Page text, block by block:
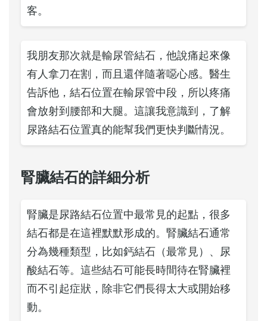
客。
我朋友那次就是輸尿管結石，他說痛起來像
有人拿刀在割，而且還伴隨著噁心感。醫生
告訴他，結石位置在輸尿管中段，所以疼痛
會放射到腰部和大腿。這讓我意識到，了解
尿路結石位置真的能幫我們更快判斷情況。
腎臟結石的詳細分析
腎臟是尿路結石位置中最常見的起點，很多
結石都是在這裡默默形成的。腎臟結石通常
分為幾種類型，比如鈣結石（最常見）、尿
酸結石等。這些結石可能長時間待在腎臟裡
而不引起症狀，除非它們長得太大或開始移
動。